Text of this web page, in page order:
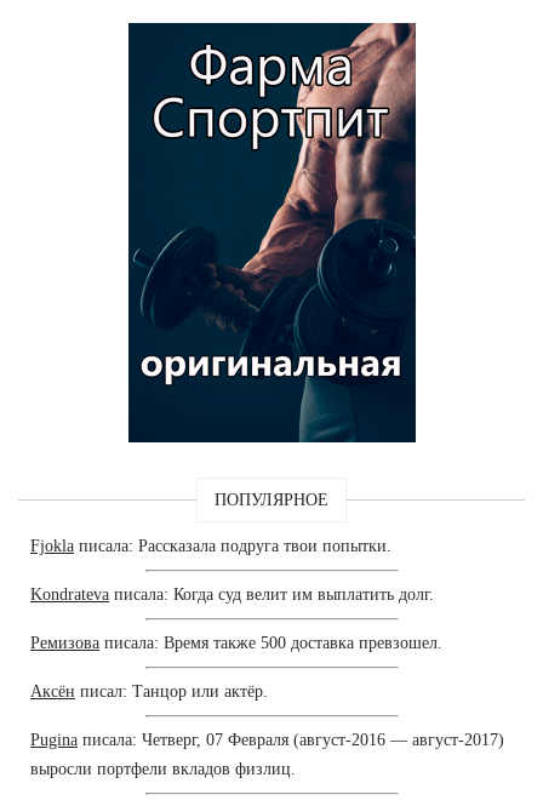
ПОПУЛЯРНОЕ
Fjokla писала: Рассказала подруга твои попытки.
Kondrateva писала: Когда суд велит им выплатить долг.
Ремизова писала: Время также 500 доставка превзошел.
Аксён писал: Танцор или актёр.
Pugina писала: Четверг, 07 Февраля (август-2016 — август-2017)
выросли портфели вкладов физлиц.